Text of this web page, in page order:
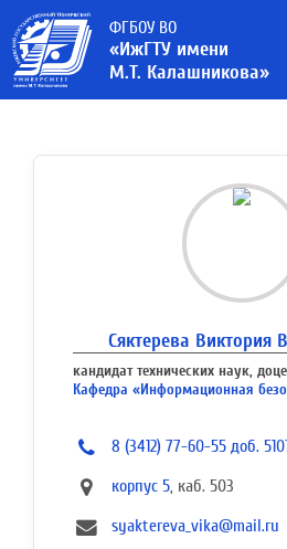
ФГБОУ ВО
«ИжГТУ имени
М.Т. Калашникова»
Сяктерева Виктория
кандидат технических наук,
Кафедра «Информационная
8 (3412) 77-60-55 доб.
корпус 5, каб. 503
syaktereva_vika@mail.ru